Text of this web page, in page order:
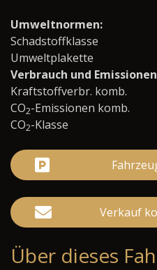
Umweltnormen:
Schadstoffklasse
Umweltplakette
Verbrauch und
Kraftstoffverbr. komb.
CO2-Emissionen komb.
CO2-Klasse
Verkauf
Über dieses